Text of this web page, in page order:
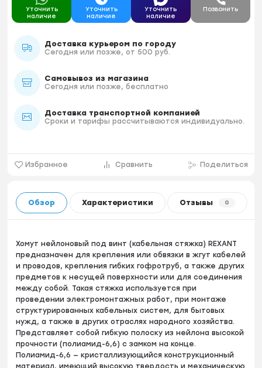
Уточнить
наличие
Уточнить
наличие
Уточнить
наличие
Позвонить
Доставка курьером по городу
Сегодня или позже, от 500 руб.
Самовывоз из магазина
Сегодня или позже, бесплатно
Доставка транспортной компанией
Сроки и тарифы рассчитываются индивидуально.
Избранное Сравнить Поделиться
Обзор Характеристики Отзывы 0
Хомут нейлоновый под винт (кабельная стяжка) REXANT
предназначен для крепления или обвязки в жгут кабелей
и проводов, крепления гибких гофротруб, а также других
предметов к несущей поверхности или для соединения
между собой. Такая стяжка используется при
проведении электромонтажных работ, при монтаже
структурированных кабельных систем, для бытовых
нужд, а также в других отраслях народного хозяйства.
Представляет собой гибкую полоску из нейлона высокой
прочности (полиамид-6,6) с замком на конце.
Полиамид-6,6 — кристаллизующийся конструкционный